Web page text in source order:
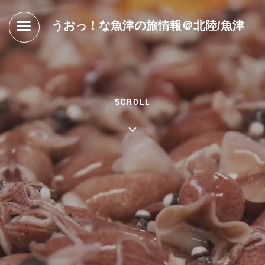
うおっ！な魚津の旅情報＠北陸/魚津
SCROLL